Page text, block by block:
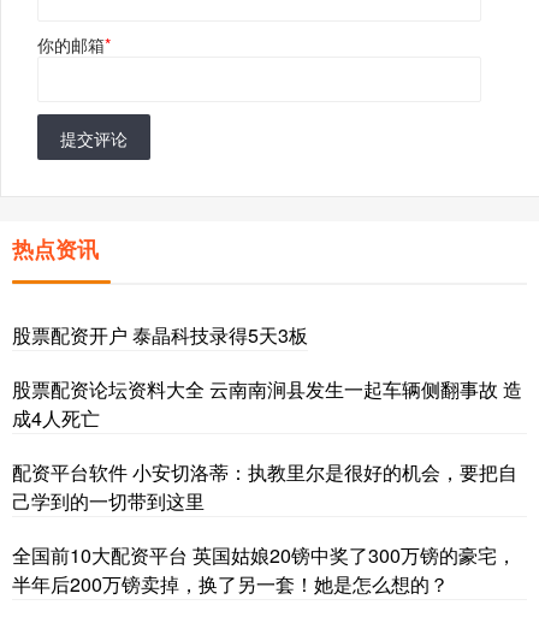
你的邮箱*
提交评论
热点资讯
股票配资开户 泰晶科技录得5天3板
股票配资论坛资料大全 云南南涧县发生一起车辆侧翻事故 造
成4人死亡
配资平台软件 小安切洛蒂：执教里尔是很好的机会，要把自
己学到的一切带到这里
全国前10大配资平台 英国姑娘20镑中奖了300万镑的豪宅，
半年后200万镑卖掉，换了另一套！她是怎么想的？